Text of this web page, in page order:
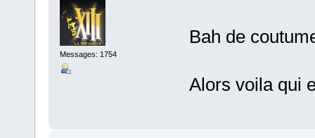
Messages: 1754
Bah de
Alors voila qui